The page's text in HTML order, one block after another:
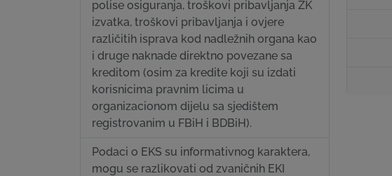
polise osiguranja, troškovi pribavljanja ZK
izvatka, troškovi pribavljanja i ovjere
različitih isprava kod nadležnih organa kao
i druge naknade direktno povezane sa
kreditom (osim za kredite koji su izdati
korisnicima pravnim licima u
organizacionom dijelu sa sjedištem
registrovanim u FBiH i BDBiH).
Podaci o EKS su informativnog karaktera,
mogu se razlikovati od zvaničnih EKI